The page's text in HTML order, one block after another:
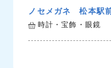
ノセメガネ 松本駅
時計・宝飾・眼鏡